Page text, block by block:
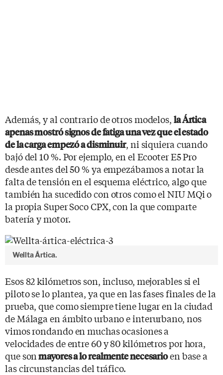
Además, y al contrario de otros modelos, la Ártica
apenas mostró signos de fatiga una vez que el estado
de la carga empezó a disminuir, ni siquiera cuando
bajó del 10 %. Por ejemplo, en el Ecooter E5 Pro
desde antes del 50 % ya empezábamos a notar la
falta de tensión en el esquema eléctrico, algo que
también ha sucedido con otros como el NIU MQi o
la propia Super Soco CPX, con la que comparte
batería y motor.
Wellta Ártica.
Esos 82 kilómetros son, incluso, mejorables si el
piloto se lo plantea, ya que en las fases finales de la
prueba, que como siempre tiene lugar en la ciudad
de Málaga en ámbito urbano e interurbano, nos
vimos rondando en muchas ocasiones a
velocidades de entre 60 y 80 kilómetros por hora,
que sonmayores a lo realmente necesarioen base a
las circunstancias del tráfico.